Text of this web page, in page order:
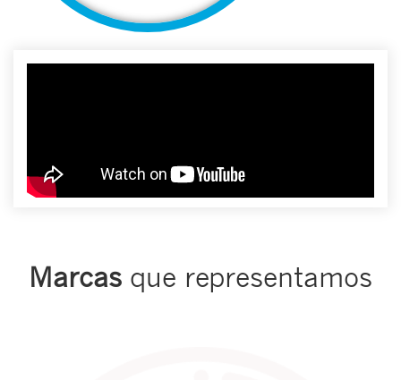
Marcas que representamos